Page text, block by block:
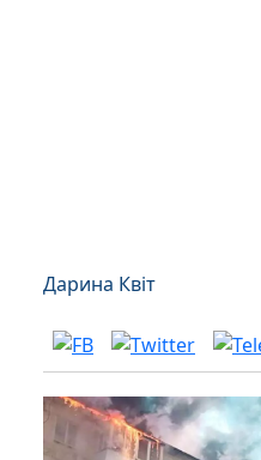
Дарина Квіт